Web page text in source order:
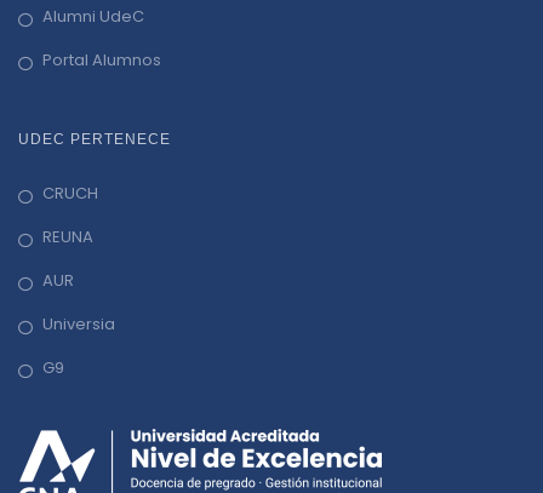
Alumni UdeC
Portal Alumnos
UDEC PERTENECE
CRUCH
REUNA
AUR
Universia
G9